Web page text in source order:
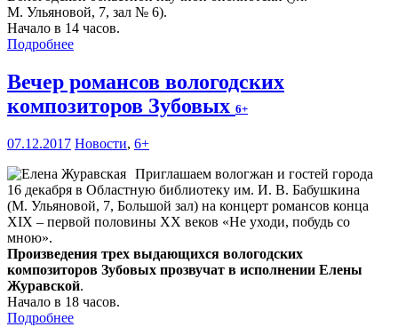
М. Ульяновой, 7, зал № 6).
Начало в 14 часов.
Подробнее
Вечер романсов вологодских
композиторов Зубовых 6+
07.12.2017 Новости, 6+
Приглашаем вологжан и гостей города
16 декабря в Областную библиотеку им. И. В. Бабушкина
(М. Ульяновой, 7, Большой зал) на концерт романсов конца
XIX – первой половины XX веков «Не уходи, побудь со
мною».
Произведения трех выдающихся вологодских
композиторов Зубовых прозвучат в исполнении Елены
Журавской.
Начало в 18 часов.
Подробнее